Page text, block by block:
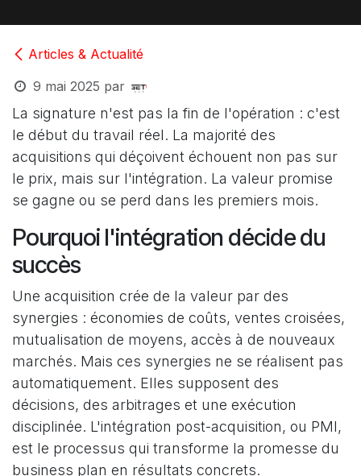
Articles & Actualité
9 mai 2025 par
La signature n'est pas la fin de l'opération : c'est
le début du travail réel. La majorité des
acquisitions qui déçoivent échouent non pas sur
le prix, mais sur l'intégration. La valeur promise
se gagne ou se perd dans les premiers mois.
Pourquoi l'intégration décide du
succès
Une acquisition crée de la valeur par des
synergies : économies de coûts, ventes croisées,
mutualisation de moyens, accès à de nouveaux
marchés. Mais ces synergies ne se réalisent pas
automatiquement. Elles supposent des
décisions, des arbitrages et une exécution
disciplinée. L'intégration post-acquisition, ou PMI,
est le processus qui transforme la promesse du
business plan en résultats concrets.